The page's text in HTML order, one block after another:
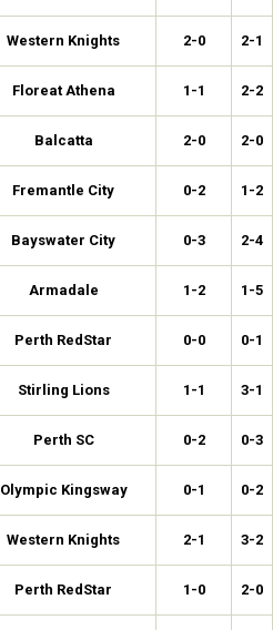
Western Knights 2-0 2-1
Floreat Athena 1-1 2-2
Balcatta 2-0 2-0
Fremantle City 0-2 1-2
Bayswater City 0-3 2-4
Armadale 1-2 1-5
Perth RedStar 0-0 0-1
Stirling Lions 1-1 3-1
Perth SC 0-2 0-3
Olympic Kingsway 0-1 0-2
Western Knights 2-1 3-2
Perth RedStar 1-0 2-0